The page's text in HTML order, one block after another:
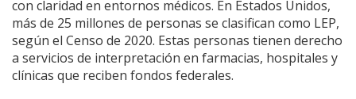
con claridad en entornos médicos. En Estados Unidos,
más de 25 millones de personas se clasifican como LEP,
según el Censo de 2020. Estas personas tienen derecho
a servicios de interpretación en farmacias, hospitales y
clínicas que reciben fondos federales.